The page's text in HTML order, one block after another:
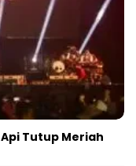
Tutup Meriah